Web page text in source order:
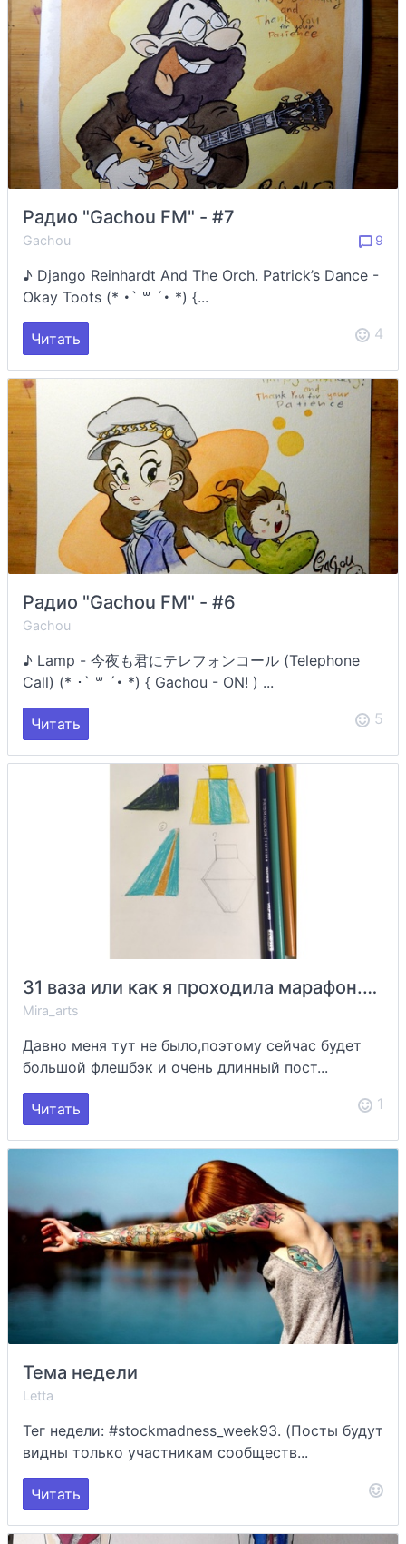
Радио "Gachou FM" - #7
Gachou 9
♪ Django Reinhardt And The Orch. Patrick’s Dance -
Okay Toots (* ･` ꒳ ´･ *) {...
Читать 4
Радио "Gachou FM" - #6
Gachou
♪ Lamp - 今夜も君にテレフォンコール (Telephone
Call) (* ･` ꒳ ´･ *) { Gachou - ON! ) ...
Читать 5
31 ваза или как я проходила марафон.Часть первая
Mira_arts
Давно меня тут не было,поэтому сейчас будет
большой флешбэк и очень длинный пост...
Читать 1
Тема недели
Letta
Тег недели: #stockmadness_week93. (Посты будут
видны только участникам сообществ...
Читать